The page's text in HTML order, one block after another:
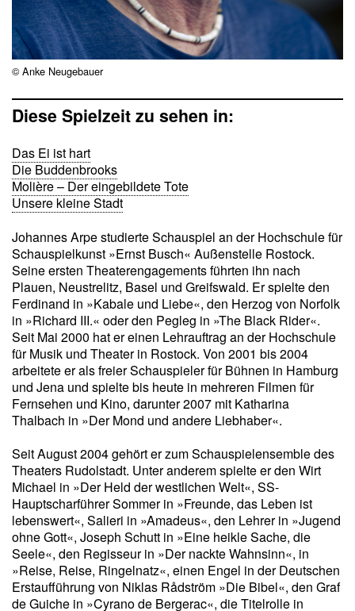
© Anke Neugebauer
Diese Spielzeit zu sehen in:
Das Ei ist hart
Die Buddenbrooks
Molière – Der eingebildete Tote
Unsere kleine Stadt
Johannes Arpe studierte Schauspiel an der Hochschule für
Schauspielkunst »Ernst Busch« Außenstelle Rostock.
Seine ersten Theaterengagements führten ihn nach
Plauen, Neustrelitz, Basel und Greifswald. Er spielte den
Ferdinand in »Kabale und Liebe«, den Herzog von Norfolk
in »Richard III.« oder den Pegleg in »The Black Rider«.
Seit Mai 2000 hat er einen Lehrauftrag an der Hochschule
für Musik und Theater in Rostock. Von 2001 bis 2004
arbeitete er als freier Schauspieler für Bühnen in Hamburg
und Jena und spielte bis heute in mehreren Filmen für
Fernsehen und Kino, darunter 2007 mit Katharina
Thalbach in »Der Mond und andere Liebhaber«.
Seit August 2004 gehört er zum Schauspielensemble des
Theaters Rudolstadt. Unter anderem spielte er den Wirt
Michael in »Der Held der westlichen Welt«, SS-
Hauptscharführer Sommer in »Freunde, das Leben ist
lebenswert«, Salieri in »Amadeus«, den Lehrer in »Jugend
ohne Gott«, Joseph Schutt in »Eine heikle Sache, die
Seele«, den Regisseur in »Der nackte Wahnsinn«, in
»Reise, Reise, Ringelnatz«, einen Engel in der Deutschen
Erstaufführung von Niklas Rådström »Die Bibel«, den Graf
de Guiche in »Cyrano de Bergerac«, die Titelrolle in